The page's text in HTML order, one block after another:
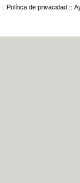
:: Política de privacidad ::